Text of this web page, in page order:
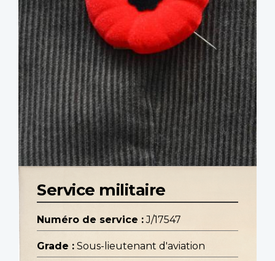
Service militaire
Numéro de service : J/17547
Grade : Sous-lieutenant d'aviation